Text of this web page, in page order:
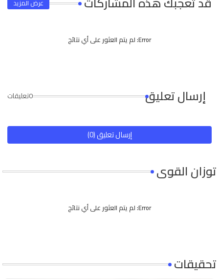
عرض المزيد
Error: لم يتم العثور على أي نتائج
إرسال تعليق 0تعليقات
إرسال تعليق (0)
توزان القوى
Error: لم يتم العثور على أي نتائج
تحقيقات